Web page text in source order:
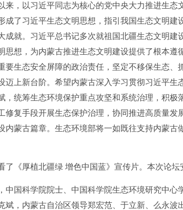
，以习近平同志为核心的党中央大力推进生态
成了习近平生态文明思想，指引我国生态文明
成就。习近平总书记多次就祖国北疆生态文明
思想，为内蒙古推进生态文明建设提供了根本遵
要生态安全屏障的政治责任，坚定不移保生态、
迈上新台阶。希望内蒙古深入学习贯彻习近平生
，统筹生态环境保护重点攻坚和系统治理，积极
修复手段开展生态保护治理，协同推进高质量发
内蒙古篇章。生态环境部将一如既往支持内蒙
厚植北疆绿 增色中国蓝》宣传片。本次论坛
国科学院院士、中国科学院生态环境研究中心
斌，内蒙古自治区领导郑宏范、于立新、么永波